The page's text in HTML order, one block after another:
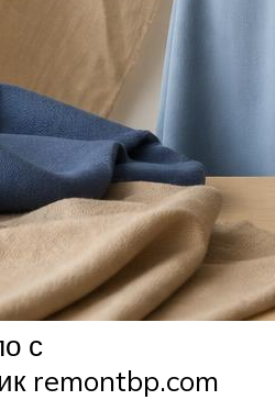
с
remontbp.com